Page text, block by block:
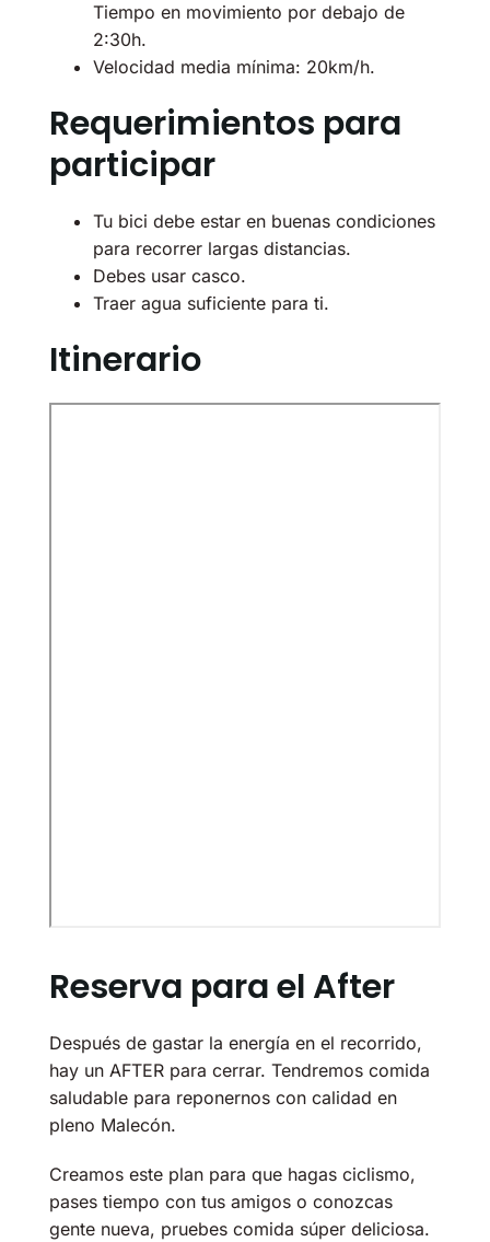
Tiempo en movimiento por debajo de
2:30h.
Velocidad media mínima: 20km/h.
Requerimientos para
participar
Tu bici debe estar en buenas condiciones
para recorrer largas distancias.
Debes usar casco.
Traer agua suficiente para ti.
Itinerario
Reserva para el After
Después de gastar la energía en el recorrido,
hay un AFTER para cerrar. Tendremos comida
saludable para reponernos con calidad en
pleno Malecón.
Creamos este plan para que hagas ciclismo,
pases tiempo con tus amigos o conozcas
gente nueva, pruebes comida súper deliciosa.